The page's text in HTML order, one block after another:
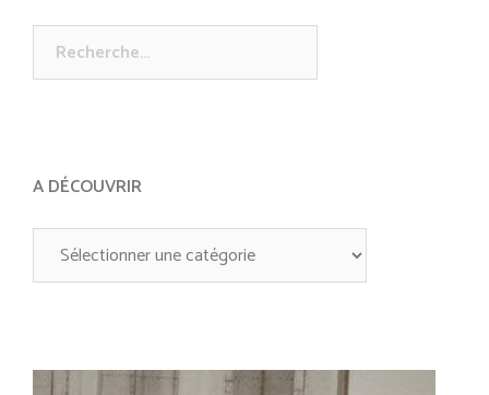
Rechercher :
A DÉCOUVRIR